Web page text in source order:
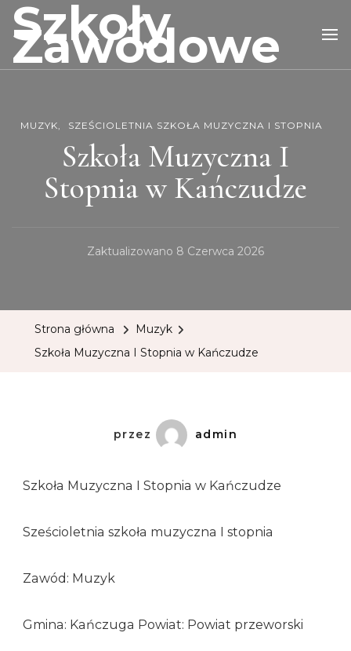
Szkoły
Zawodowe
MUZYK SZEŚCIOLETNIA SZKOŁA MUZYCZNA I STOPNIA
Szkoła Muzyczna I
Stopnia w Kańczudze
Zaktualizowano 8 Czerwca 2026
Strona główna
Muzyk
Szkoła Muzyczna I Stopnia w Kańczudze
przez admin
Szkoła Muzyczna I Stopnia w Kańczudze
Sześcioletnia szkoła muzyczna I stopnia
Zawód: Muzyk
Gmina: Kańczuga Powiat: Powiat przeworski